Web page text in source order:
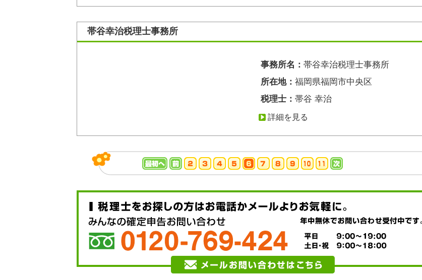
帯谷幸治税理士事務所
事務所名： 帯谷幸治税理士事務所
所在地： 福岡県福岡市中央区
税理士： 帯谷 幸治
詳細を見る